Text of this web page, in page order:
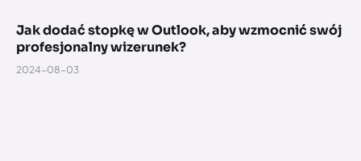
Jak dodać stopkę w Outlook, aby wzmocnić swój
profesjonalny wizerunek?
2024-08-03